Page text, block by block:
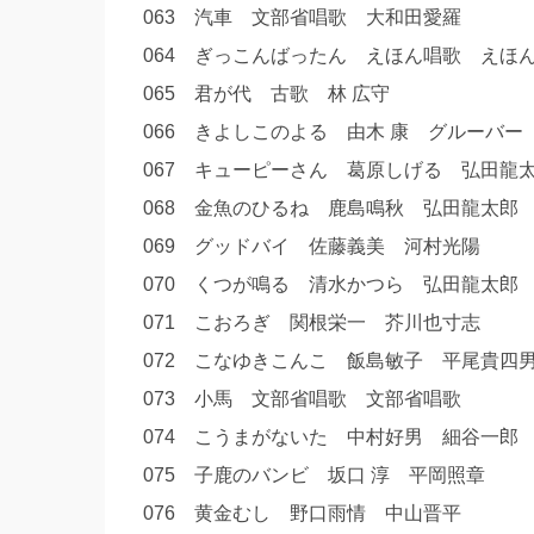
063 汽車 文部省唱歌 大和田愛羅
064 ぎっこんばったん えほん唱歌 えほ
065 君が代 古歌 林 広守
066 きよしこのよる 由木 康 グルーバー
067 キューピーさん 葛原しげる 弘田龍
068 金魚のひるね 鹿島鳴秋 弘田龍太郎
069 グッドバイ 佐藤義美 河村光陽
070 くつが鳴る 清水かつら 弘田龍太郎
071 こおろぎ 関根栄一 芥川也寸志
072 こなゆきこんこ 飯島敏子 平尾貴四
073 小馬 文部省唱歌 文部省唱歌
074 こうまがないた 中村好男 細谷一郎
075 子鹿のバンビ 坂口 淳 平岡照章
076 黄金むし 野口雨情 中山晋平